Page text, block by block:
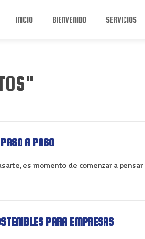
INICIO BIENVENIDO SERVICIOS
A PASO
es momento de comenzar a
PARA EMPRESAS